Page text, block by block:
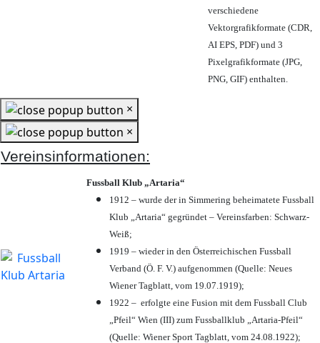
verschiedene
Vektorgrafikformate (CDR,
AI EPS, PDF) und 3
Pixelgrafikformate (JPG,
PNG, GIF) enthalten.
×
×
Vereinsinformationen:
Fussball Klub „Artaria“
1912 – wurde der in Simmering beheimatete Fussball
Klub „Artaria“ gegründet – Vereinsfarben: Schwarz-
Weiß;
1919 – wieder in den Österreichischen Fussball
Verband (Ö. F. V.) aufgenommen (Quelle: Neues
Wiener Tagblatt, vom 19.07.1919);
1922 – erfolgte eine Fusion mit dem Fussball Club
„Pfeil“ Wien (III) zum Fussballklub „Artaria-Pfeil“
(Quelle: Wiener Sport Tagblatt, vom 24.08.1922);